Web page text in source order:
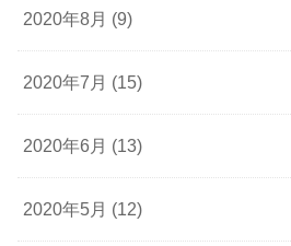
2020年8月 (9)
2020年7月 (15)
2020年6月 (13)
2020年5月 (12)